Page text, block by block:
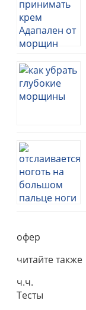
офер
читайте также
ч.ч.
Тесты